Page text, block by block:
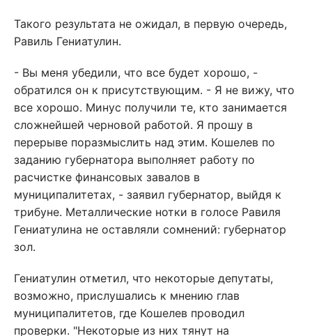
Такого результата не ожидал, в первую очередь,
Равиль Гениатулин.
- Вы меня убедили, что все будет хорошо, -
обратился он к присутствующим. - Я не вижу, что
все хорошо. Минус получили те, кто занимается
сложнейшей черновой работой. Я прошу в
перерыве поразмыслить над этим. Кошелев по
заданию губернатора выполняет работу по
расчистке финансовых завалов в
муниципалитетах, - заявил губернатор, выйдя к
трибуне. Металлические нотки в голосе Равиля
Гениатулина не оставляли сомнений: губернатор
зол.
Гениатулин отметил, что некоторые депутаты,
возможно, прислушались к мнению глав
муниципалитетов, где Кошелев проводил
проверки. "Некоторые из них тянут на